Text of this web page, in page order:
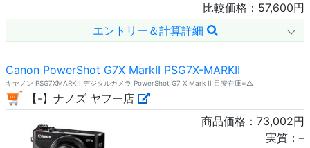
比較価格： 57,600円
エントリー＆計算詳細
Canon PowerShot G7X MarkII PSG7X-MARKII
キヤノン PSG7XMARKII デジタルカメラ PowerShot G7 X Mark II 目安在庫=△
【-】ナノズ ヤフー店
商品価格： 73,002円
実質： –